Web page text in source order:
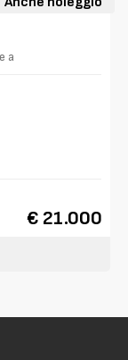
a
€ 21.000